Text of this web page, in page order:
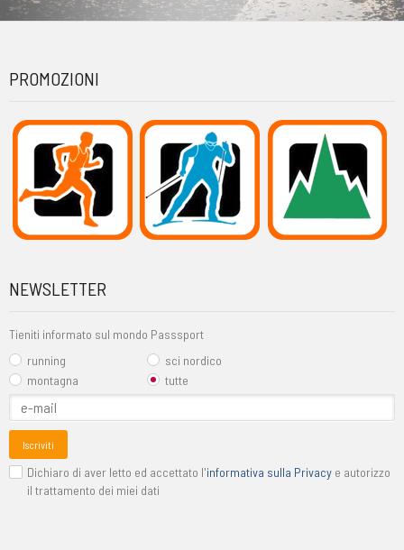
PROMOZIONI
NEWSLETTER
Tieniti informato sul mondo Passsport
running
sci nordico
montagna
tutte
Iscriviti
Dichiaro di aver letto ed accettato l'informativa sulla Privacy e autorizzo
il trattamento dei miei dati